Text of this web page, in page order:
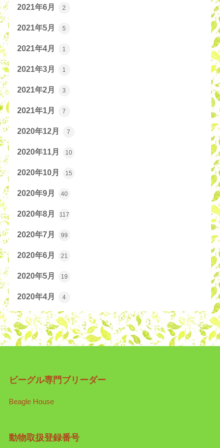
2021年6月 2
2021年5月 5
2021年4月 1
2021年3月 1
2021年2月 3
2021年1月 7
2020年12月 7
2020年11月 10
2020年10月 15
2020年9月 40
2020年8月 117
2020年7月 99
2020年6月 21
2020年5月 19
2020年4月 4
ビーグル専門ブリーダー
Beagle House
動物取扱登録番号